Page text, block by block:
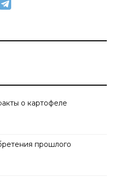
о картофеле
прошлого